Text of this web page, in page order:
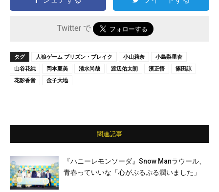
Twitter で
タグ 人狼ゲーム プリズン・ブレイク 小山莉奈
小島梨里杏
山谷花純
岡本夏美 清水尚哉 渡辺佑太朗 濱正悟
篠田諒
花影香音
金子大地
関連記事
『ハニーレモンソーダ』Snow Manラウール、
⻘春っていいな「心がぷるぷる潤いました」